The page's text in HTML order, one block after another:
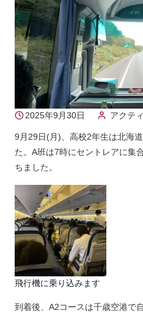
2025年9月30日 アクテ
9月29日(月)、高校2年生は北海
た。A班は7時にセントレアに集
ちました。
飛行機に乗り込みます
到着後、A2コースは千歳空港で